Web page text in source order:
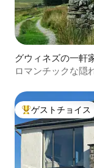
グウィネズの一軒
ロマンチックな隠
大好評のゲストチ
ゲストチョイス